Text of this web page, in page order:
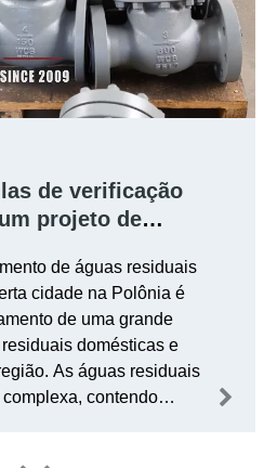
de verificação
projeto de
de águas residuais
cidade na Polônia é
de uma grande
domésticas e
As águas residuais
contendo